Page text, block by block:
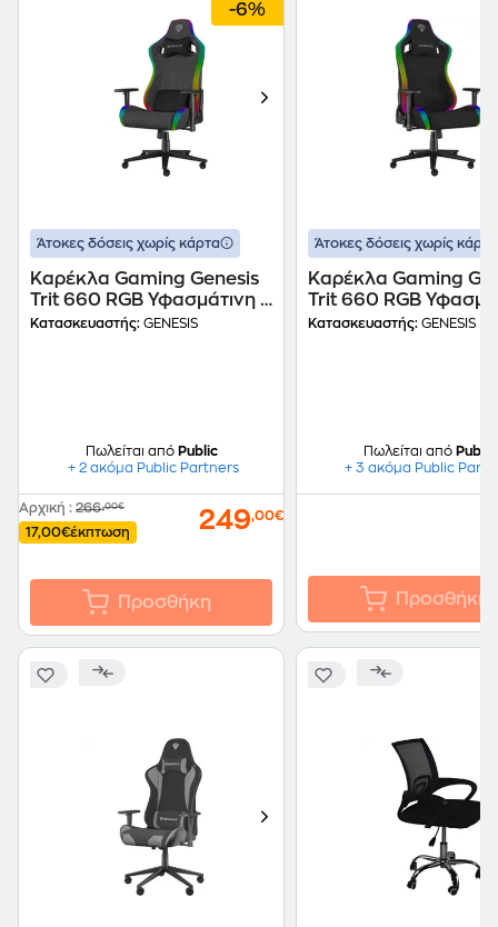
-6%
Άτοκες δόσεις χωρίς κάρτα
Καρέκλα Gaming Genesis
Trit 660 RGB Υφασμάτινη -
Μαύρη/ Γκρι
Κατασκευαστής: GENESIS
Πωλείται από Public
+ 2 ακόμα Public Partners
Αρχική : 266,00€
17,00€έκπτωση 249,00€
Προσθήκη
Άτοκες δόσεις χωρίς κάρτα
Καρέκλα Gaming
Trit 660 RGB
Μαύρη
Κατασκευαστής: GENESIS
Πωλείται από Public
+ 3 ακόμα Public
Προσθήκη